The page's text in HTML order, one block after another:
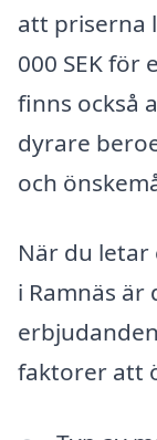
att priserna
000 SEK för
finns också
dyrare
och
När du
i Ramnäs
faktorer att